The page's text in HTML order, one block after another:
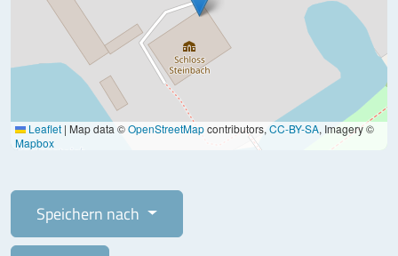
Leaflet | Map data ©OpenStreetMapcontributors,CC-BY-SA, Imagery ©
Mapbox
Speichern nach